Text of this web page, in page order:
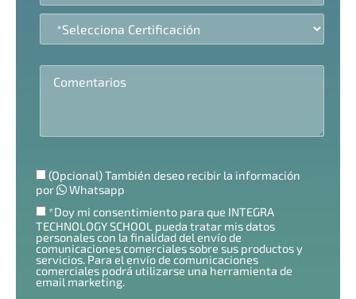
(Opcional) También deseo recibir la información
por
Whatsapp
*Doy mi consentimiento para que INTEGRA
TECHNOLOGY SCHOOL pueda tratar mis datos
personales con la finalidad del envío de
comunicaciones comerciales sobre sus productos y
servicios. Para el envío de comunicaciones
comerciales podrá utilizarse una herramienta de
email marketing.